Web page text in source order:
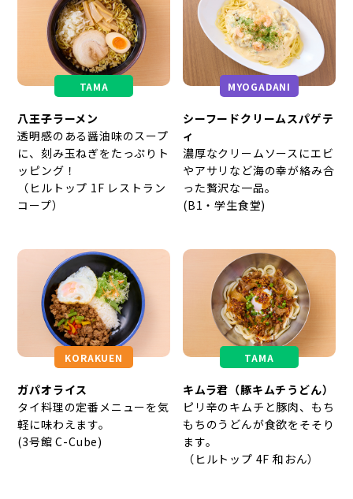
TAMA
八王子ラーメン
透明感のある醤油味のスープ
に、刻み玉ねぎをたっぷりト
ッピング！
（ヒルトップ 1F レストラン
コープ）
MYOGADANI
シーフードクリームスパゲテ
ィ
濃厚なクリームソースにエビ
やアサリなど海の幸が絡み合
った贅沢な一品。
(B1・学生食堂)
KORAKUEN
ガパオライス
タイ料理の定番メニューを気
軽に味わえます。
(3号館 C-Cube)
TAMA
キムラ君（豚キムチうどん）
ピリ辛のキムチと豚肉、もち
もちのうどんが食欲をそそり
ます。
（ヒルトップ 4F 和おん）